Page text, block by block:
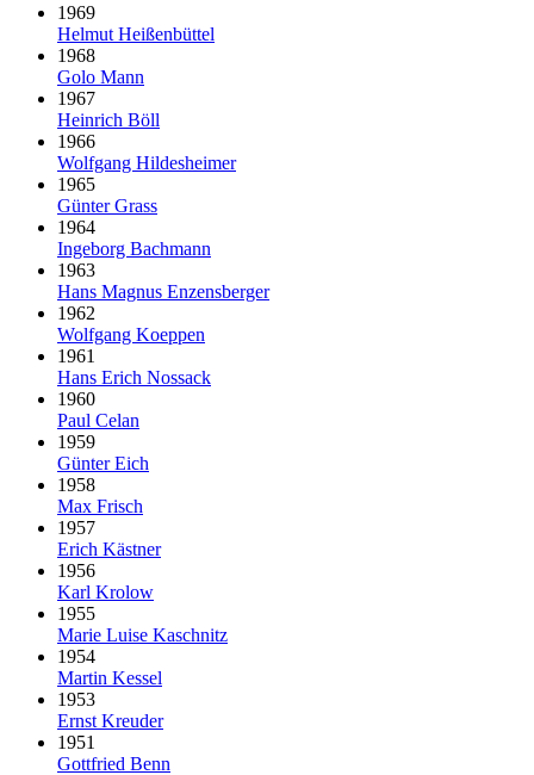
1969
Helmut Heißenbüttel
1968
Golo Mann
1967
Heinrich Böll
1966
Wolfgang Hildesheimer
1965
Günter Grass
1964
Ingeborg Bachmann
1963
Hans Magnus Enzensberger
1962
Wolfgang Koeppen
1961
Hans Erich Nossack
1960
Paul Celan
1959
Günter Eich
1958
Max Frisch
1957
Erich Kästner
1956
Karl Krolow
1955
Marie Luise Kaschnitz
1954
Martin Kessel
1953
Ernst Kreuder
1951
Gottfried Benn